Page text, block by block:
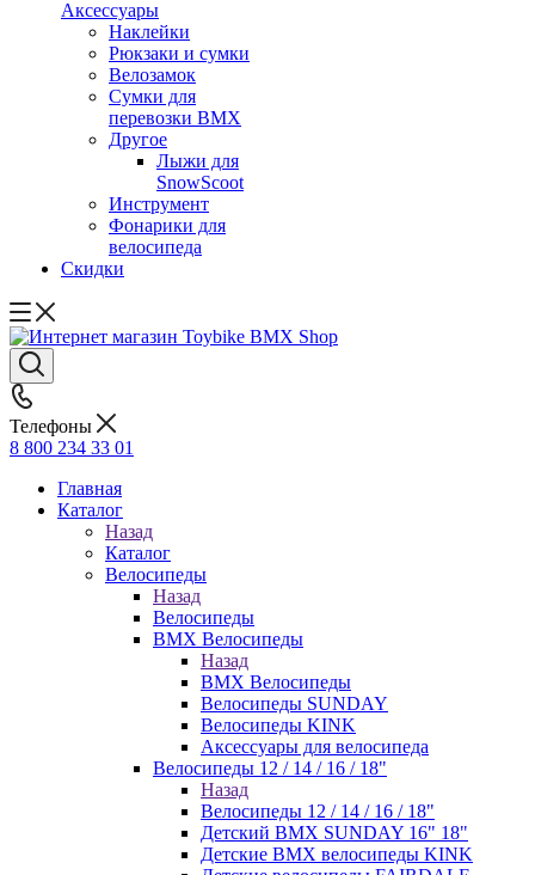
Аксессуары
Наклейки
Рюкзаки и сумки
Велозамок
Сумки для
перевозки BMX
Другое
Лыжи для
SnowScoot
Инструмент
Фонарики для
велосипеда
Скидки
Телефоны
8 800 234 33 01
Главная
Каталог
Назад
Каталог
Велосипеды
Назад
Велосипеды
BMX Велосипеды
Назад
BMX Велосипеды
Велосипеды SUNDAY
Велосипеды KINK
Аксессуары для велосипеда
Велосипеды 12 / 14 / 16 / 18"
Назад
Велосипеды 12 / 14 / 16 / 18"
Детский BMX SUNDAY 16" 18"
Детские BMX велосипеды KINK